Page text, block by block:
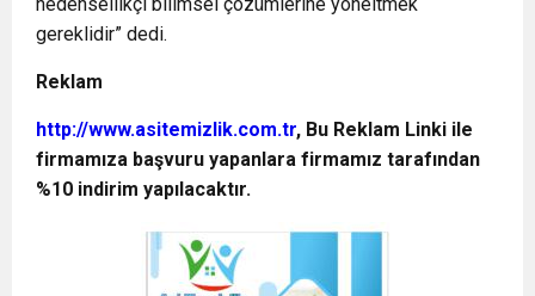
gereklidir” dedi.
Reklam
http://www.asitemizlik.com.tr, Bu Reklam Linki ile
firmamıza başvuru yapanlara firmamız tarafından
%10 indirim yapılacaktır.